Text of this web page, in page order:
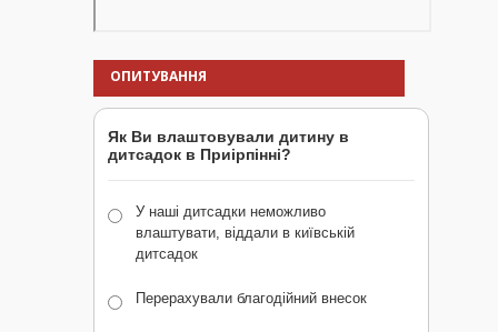
ОПИТУВАННЯ
Як Ви влаштовували дитину в
дитсадок в Приірпінні?
У наші дитсадки неможливо
влаштувати, віддали в київській
дитсадок
Перерахували благодійний внесок